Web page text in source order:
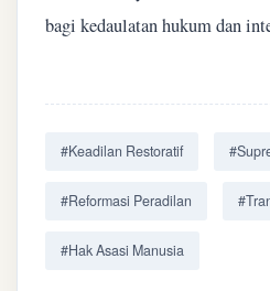
bagi kedaulatan hukum dan
#Keadilan Restoratif
#Reformasi Peradilan
#Hak Asasi Manusia